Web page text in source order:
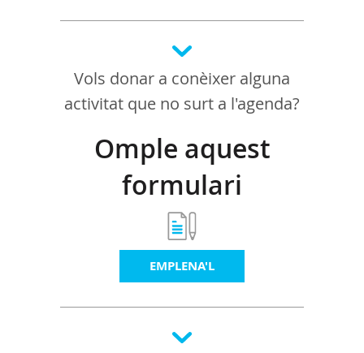
Vols donar a conèixer alguna
activitat que no surt a l'agenda?
Omple aquest
formulari
EMPLENA'L